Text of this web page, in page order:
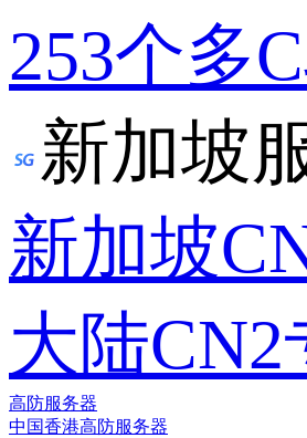
253个多
新加坡
新加坡
大陆
高防服务器
中国香港高防服务器